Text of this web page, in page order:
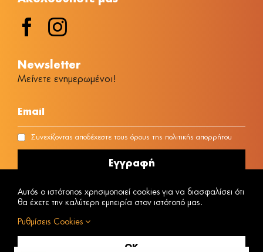
Νewsletter
Μείνετε ενημερωμένοι!
Συνεχίζοντας αποδέχεστε τους όρους της πολιτικής απορρήτου
Αυτός ο ιστότοπος χρησιμοποιεί cookies για να διασφαλίσει ότι
θα έχετε την καλύτερη εμπειρία στον ιστότοπό μας.
Ρυθμίσεις Cookies
OK